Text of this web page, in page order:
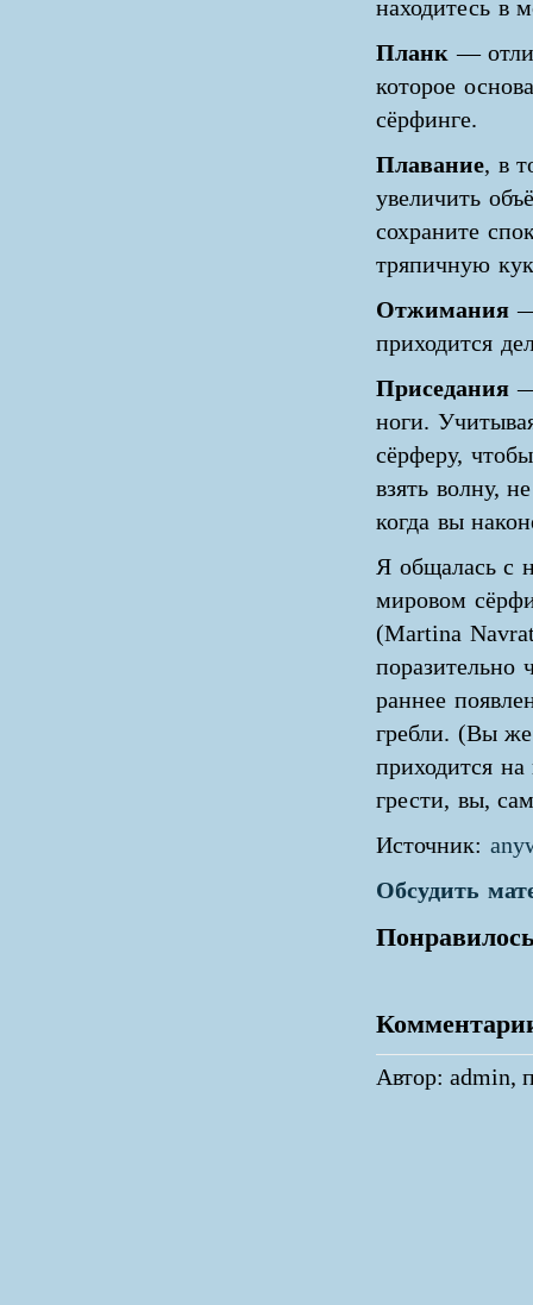
находитесь в
Планк —
которое
сёрфинге.
Плавание, в
увеличить
сохраните
тряпичную
Отжимания
приходится
Приседания
ноги.
сёрферу,
взять волну,
когда вы
Я общалась с
мировом
(Martina
поразительно
раннее
гребли. (Вы же
приходится
грести, вы,
Источник:
Обсудить
Автор: admin,